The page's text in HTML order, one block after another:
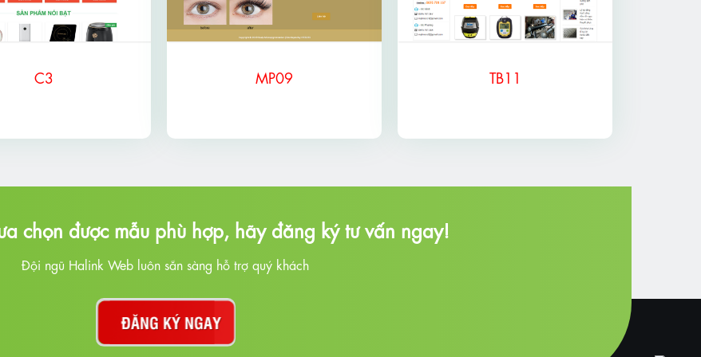
C3 MP09 TB11
chọn được mẫu phù hợp, hãy đăng ký tư vấn ngay!
Đội ngũ Halink Web luôn sẵn sàng hỗ trợ quý khách